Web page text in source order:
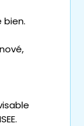
bien.